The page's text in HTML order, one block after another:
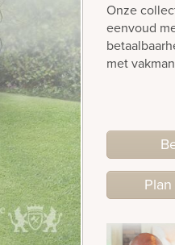
Onze
eenvoud
met
Plan